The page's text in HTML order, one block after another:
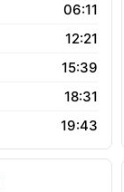
06:11
12:21
15:39
18:31
19:43